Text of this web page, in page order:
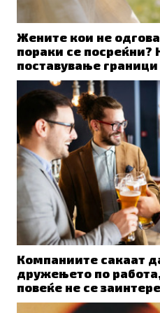
Жените кои не
пораки се посреќни?
поставување граници
Компаниите сакаат
дружењето по
повеќе не се